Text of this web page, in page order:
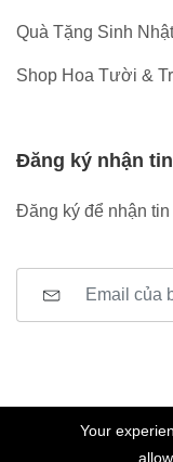
Quà Tặng Sinh Nhật
Shop Hoa Tười &
Đăng ký nhận tin
Đăng ký để nhận
Your